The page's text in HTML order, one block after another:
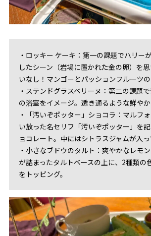
・ロッキー ケーキ：第一の課題でハリー
したシーン（岩場に置かれた金の卵）を
いなし！マンゴーとパッションフルーツの
・ステンドグラスベリーヌ：第二の課題
の浴室をイメージ。透き通るような鮮やか
・「汚いぞポッター」ショコラ：マルフ
い放った名セリフ「汚いぞポッター」を
ョコレート。中にはシトラスジャムが入っ
・小さなブドウのタルト：爽やかなレモ
が詰まったタルトベースの上に、2種類の
をトッピング。